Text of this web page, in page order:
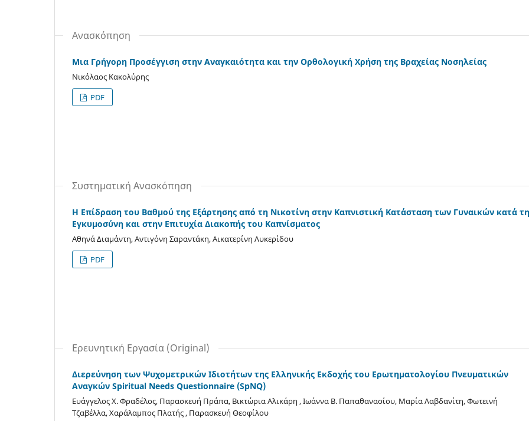
Ανασκόπηση
Μια Γρήγορη Προσέγγιση στην Αναγκαιότητα και την Ορθολογική Χρήση της Βραχείας Νοσηλείας
Νικόλαος Κακολύρης
PDF
Συστηματική Ανασκόπηση
Η Επίδραση του Βαθμού της Εξάρτησης από τη Νικοτίνη στην Καπνιστική Κατάσταση των Γυναικών κατά
Εγκυμοσύνη και στην Επιτυχία Διακοπής του Καπνίσματος
Αθηνά Διαμάντη, Αντιγόνη Σαραντάκη, Αικατερίνη Λυκερίδου
PDF
Ερευνητική Εργασία (Original)
Διερεύνηση των Ψυχομετρικών Ιδιοτήτων της Ελληνικής Εκδοχής του Ερωτηματολογίου Πνευματικών
Αναγκών Spiritual Needs Questionnaire (SpNQ)
Ευάγγελος X. Φραδέλος, Παρασκευή Πράπα, Βικτώρια Αλικάρη , Ιωάννα Β. Παπαθανασίου, Μαρία Λαβδανίτη, Φωτεινή
Τζαβέλλα, Χαράλαμπος Πλατής , Παρασκευή Θεοφίλου